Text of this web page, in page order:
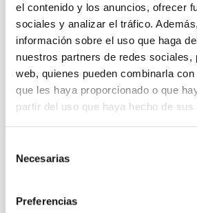
el contenido y los anuncios, ofrecer
sociales y analizar el tráfico.
información sobre el uso que haga
nuestros partners de redes sociales,
web, quienes pueden combinarla
que les haya proporcionado o que
partir del uso que haya hecho de
Necesarias
Preferencias
Llaves Fija De Pipa
10/TBRS0585
25,24 €Precio